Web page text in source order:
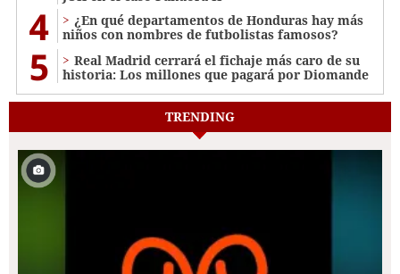
4
¿En qué departamentos de Honduras hay más
niños con nombres de futbolistas famosos?
5
Real Madrid cerrará el fichaje más caro de su
historia: Los millones que pagará por Diomande
TRENDING